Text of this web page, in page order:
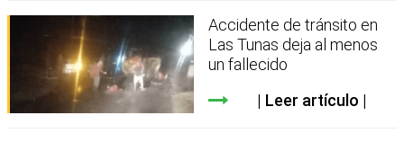
Accidente de tránsito en
Las Tunas deja al menos
un fallecido
Leer artículo